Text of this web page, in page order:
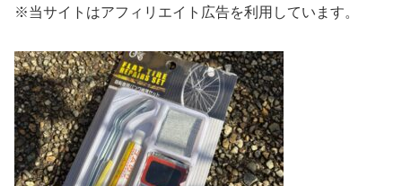
※当サイトはアフィリエイト広告を利用しています。